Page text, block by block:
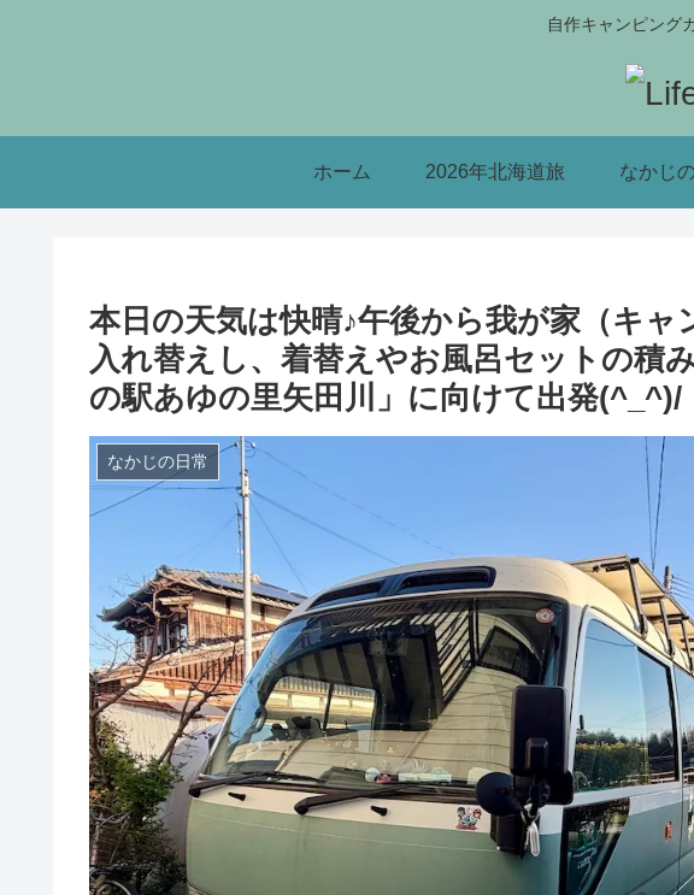
自作キャンピング
ホーム 2026年北海道旅 なかじ
本日の天気は快晴♪午後から我が家（キ
入れ替えし、着替えやお風呂セットの積
の駅あゆの里矢田川」に向けて出発
なかじの日常